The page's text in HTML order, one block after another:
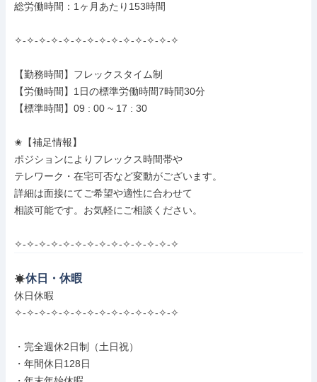
総労働時間：1ヶ月あたり153時間
✧-✧-✧-✧-✧-✧-✧-✧-✧-✧-✧-✧-✧-✧
【勤務時間】フレックスタイム制
【労働時間】1日の標準労働時間7時間30分
【標準時間】09 : 00 ~ 17 : 30
✬【補足情報】
ポジションによりフレックス時間帯や
テレワーク・在宅可否など変動がございます。
詳細は面接にてご希望や適性に合わせて
相談可能です。お気軽にご相談ください。
✧-✧-✧-✧-✧-✧-✧-✧-✧-✧-✧-✧-✧-✧
休日・休暇
休日休暇
✧-✧-✧-✧-✧-✧-✧-✧-✧-✧-✧-✧-✧-✧
・完全週休2日制（土日祝）
・年間休日128日